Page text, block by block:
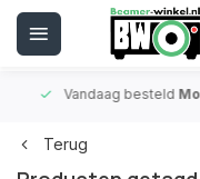
Vandaag besteld
Terug